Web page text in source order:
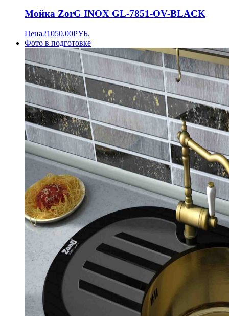
Мойка ZorG INOX GL-7851-OV-BLACK
Цена21050.00РУБ.
Фото в подготовке